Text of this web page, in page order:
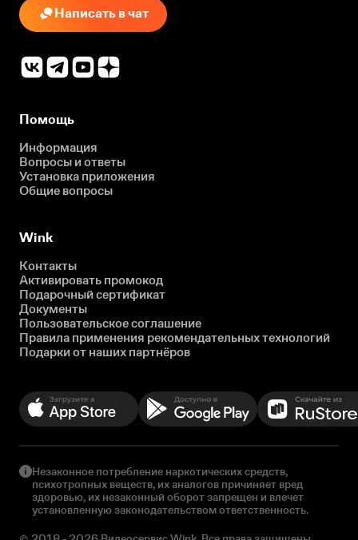
Написать в чат
Помощь
Информация
Вопросы и ответы
Установка приложения
Общие вопросы
Wink
Контакты
Активировать промокод
Подарочный сертификат
Документы
Пользовательское соглашение
Правила применения рекомендательных технологий
Подарки от наших партнёров
Незаконное потребление наркотических средств,
психотропных веществ, их аналогов причиняет вред
здоровью, их незаконный оборот запрещен и влечет
установленную законодательством ответственность.